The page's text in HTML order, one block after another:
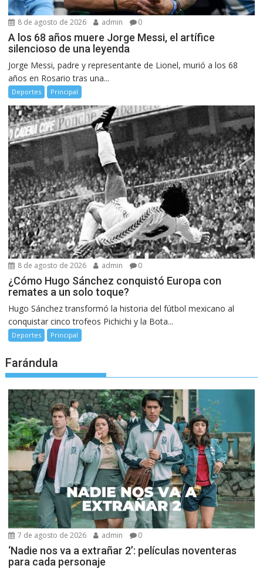
8 de agosto de 2026 admin 0
A los 68 años muere Jorge Messi, el artífice
silencioso de una leyenda
Jorge Messi, padre y representante de Lionel, murió a los 68
años en Rosario tras una...
Deportes Principal
8 de agosto de 2026 admin 0
¿Cómo Hugo Sánchez conquistó Europa con
remates a un solo toque?
Hugo Sánchez transformó la historia del fútbol mexicano al
conquistar cinco trofeos Pichichi y la Bota...
Deportes Principal
Farándula
7 de agosto de 2026 admin 0
‘Nadie nos va a extrañar 2’: películas noventeras
para cada personaje